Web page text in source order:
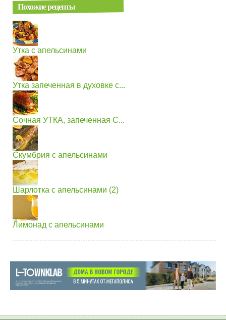
Похожие рецепты
Утка с апельсинами
Утка запеченная в духовке с...
Сочная УТКА, запеченная С...
Скумбрия с апельсинами
Шарлотка с апельсинами (2)
Лимонад с апельсинами